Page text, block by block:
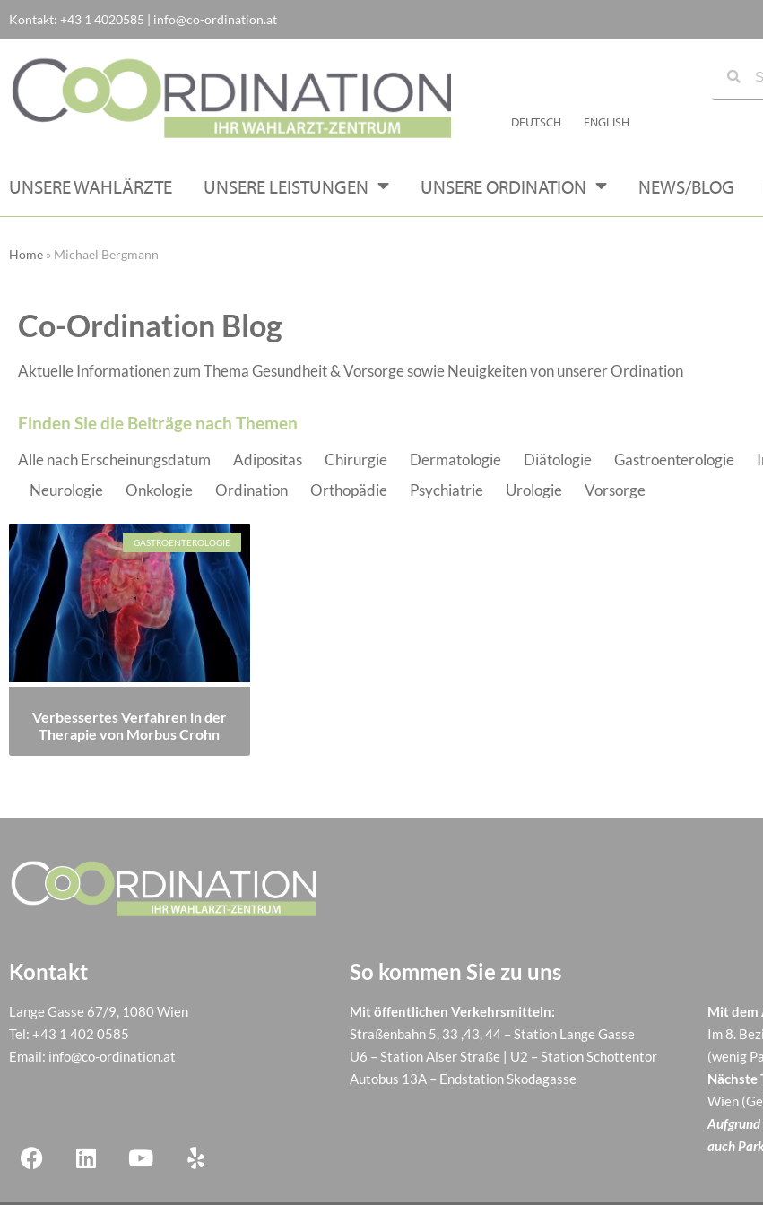
Inhalt
springen
Kontakt: +43 1 4020585 | info@co-ordination.at
DEUTSCH ENGLISH
UNSERE WAHLÄRZTE UNSERE LEISTUNGEN UNSERE ORDINATION NEWS/BLOG
Home » Michael Bergmann
Co-Ordination Blog
Aktuelle Informationen zum Thema Gesundheit & Vorsorge sowie Neuigkeiten von unserer Ordination
Finden Sie die Beiträge nach Themen
Alle nach Erscheinungsdatum Adipositas Chirurgie Dermatologie Diätologie Gastroenterologie
Neurologie
Onkologie Ordination Orthopädie Psychiatrie Urologie Vorsorge
GASTROENTEROLOGIE
Verbessertes Verfahren in der
Therapie von Morbus Crohn
Kontakt
Lange Gasse 67/9, 1080 Wien
Tel: +43 1 402 0585
Email: info@co-ordination.at
So kommen Sie zu uns
Mit öffentlichen Verkehrsmitteln:
Straßenbahn 5, 33 ,43, 44 – Station Lange Gasse
U6 – Station Alser Straße | U2 – Station Schottentor
Autobus 13A – Endstation Skodagasse
Mit dem
Im 8.
(wenig
Nächste
Wien
Aufgrund
auch